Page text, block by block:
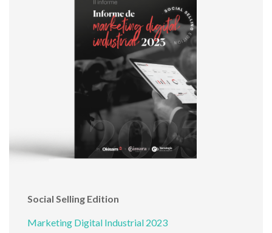
Social Selling Edition
Marketing Digital Industrial 2023